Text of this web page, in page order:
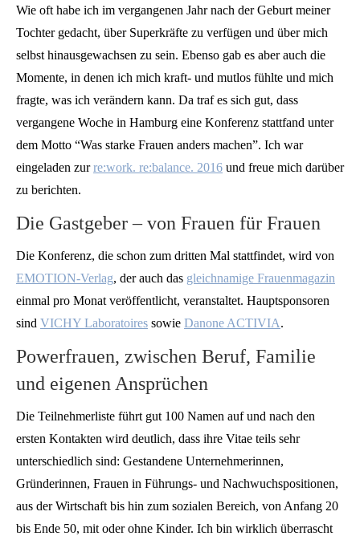
Wie oft habe ich im vergangenen Jahr nach der Geburt meiner
Tochter gedacht, über Superkräfte zu verfügen und über mich
selbst hinausgewachsen zu sein. Ebenso gab es aber auch die
Momente, in denen ich mich kraft- und mutlos fühlte und mich
fragte, was ich verändern kann. Da traf es sich gut, dass
vergangene Woche in Hamburg eine Konferenz stattfand unter
dem Motto “Was starke Frauen anders machen”. Ich war
eingeladen zurre:work. re:balance. 2016 und freue mich darüber
zu berichten.
Die Gastgeber – von Frauen für Frauen
Die Konferenz, die schon zum dritten Mal stattfindet, wird von
EMOTION-Verlag, der auch das gleichnamige Frauenmagazin
einmal pro Monat veröffentlicht, veranstaltet. Hauptsponsoren
sind VICHY Laboratoires sowie Danone ACTIVIA.
Powerfrauen, zwischen Beruf, Familie
und eigenen Ansprüchen
Die Teilnehmerliste führt gut 100 Namen auf und nach den
ersten Kontakten wird deutlich, dass ihre Vitae teils sehr
unterschiedlich sind: Gestandene Unternehmerinnen,
Gründerinnen, Frauen in Führungs- und Nachwuchspositionen,
aus der Wirtschaft bis hin zum sozialen Bereich, von Anfang 20
bis Ende 50, mit oder ohne Kinder. Ich bin wirklich überrascht